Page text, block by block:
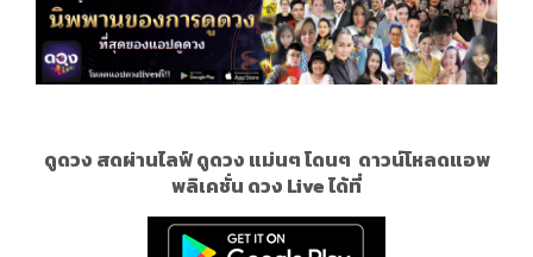
ดูดวง สดผ่านไลฟ์ ดูดวง แม่นๆ โดนๆ ดาวน์โหลดแอพ
พลิเคชั่น ดวง Live ได้ที่